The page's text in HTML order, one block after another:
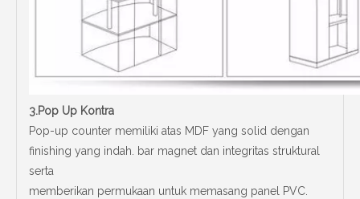
3.Pop Up Kontra
Pop-up counter memiliki atas MDF yang solid dengan
finishing yang indah. bar magnet dan integritas struktural
serta
memberikan permukaan untuk memasang panel PVC.